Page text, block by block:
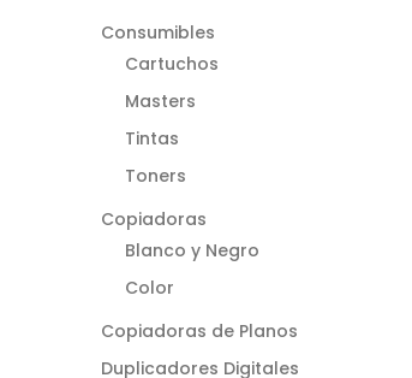
Consumibles
Cartuchos
Masters
Tintas
Toners
Copiadoras
Blanco y Negro
Color
Copiadoras de Planos
Duplicadores Digitales